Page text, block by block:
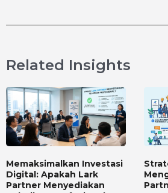
Related Insights
Memaksimalkan Investasi
Digital: Apakah Lark
Partner Menyediakan